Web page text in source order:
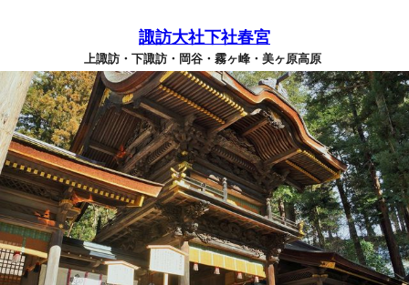
諏訪大社下社春宮
上諏訪・下諏訪・岡谷・霧ヶ峰・美ヶ原高原